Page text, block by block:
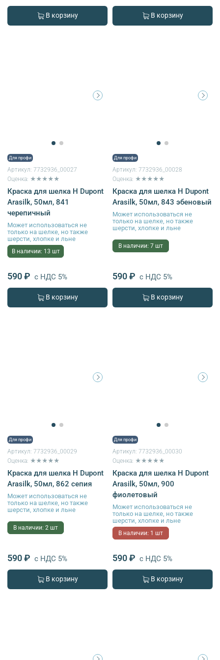
В корзину В корзину
Для профи
Артикул: 7732936_00027
Оценка: ★★★★★
Краска для шелка H Dupont
Arasilk, 50мл, 841
черепичный
Может использоваться не
только на шелке, но также
шерсти, хлопке и льне
В наличии: 13 шт
590 ₽ с НДС 5%
В корзину
Для профи
Артикул: 7732936_00028
Оценка: ★★★★★
Краска для шелка H Dupont
Arasilk, 50мл, 843 эбеновый
Может использоваться не
только на шелке, но также
шерсти, хлопке и льне
В наличии: 7 шт
590 ₽ с НДС 5%
В корзину
Для профи
Артикул: 7732936_00029
Оценка: ★★★★★
Краска для шелка H Dupont
Arasilk, 50мл, 862 сепия
Может использоваться не
только на шелке, но также
шерсти, хлопке и льне
В наличии: 2 шт
590 ₽ с НДС 5%
В корзину
Для профи
Артикул: 7732936_00030
Оценка: ★★★★★
Краска для шелка H Dupont
Arasilk, 50мл, 900
фиолетовый
Может использоваться не
только на шелке, но также
шерсти, хлопке и льне
В наличии: 1 шт
590 ₽ с НДС 5%
В корзину